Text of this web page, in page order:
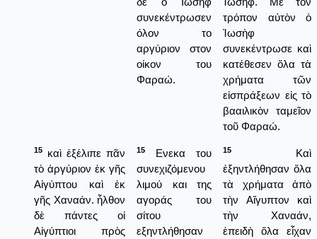
συνεκέντρωσεν
όλον το
αργύριον στον
οίκον του
Φαραώ.
τρόπον αὐτὸν ὁ
Ἰωσὴφ
συνεκέντρωσε καὶ
κατέθεσεν ὅλα τὰ
χρήματα τῶν
εἰσπράξεων εἰς τὸ
βααιλικὸν ταμεῖον
τοῦ Φαραώ.
15
καὶ ἐξέλιπε πᾶν
τὸ ἀργύριον ἐκ γῆς
Αἰγύπτου καὶ ἐκ
γῆς Χαναάν. ἦλθον
δὲ πάντες οἱ
Αἰγύπτιοι πρὸς
15
Ενεκα του
συνεχιζόμενου
λιμού και της
αγοράς του
σίτου
εξηντλήθησαν
15
Καὶ
ἐξηντλήθησαν ὅλα
τὰ χρήματα ἀπὸ
τὴν Αἴγυπτον καὶ
τὴν Χαναάν,
ἐπειδὴ ὅλα εἶχαν